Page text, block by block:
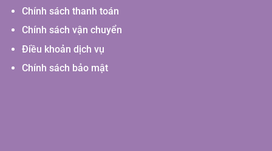
Chính sách thanh toán
Chính sách vận chuyển
Điều khoản dịch vụ
Chính sách bảo mật